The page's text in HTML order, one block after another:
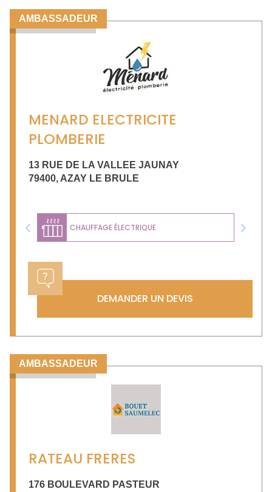
AMBASSADEUR
MENARD ELECTRICITE
PLOMBERIE
13 RUE DE LA VALLEE JAUNAY
79400, AZAY LE BRULE
CHAUFFAGE ÉLECTRIQUE
Previous Next
DEMANDER UN DEVIS
AMBASSADEUR
RATEAU FRERES
176 BOULEVARD PASTEUR